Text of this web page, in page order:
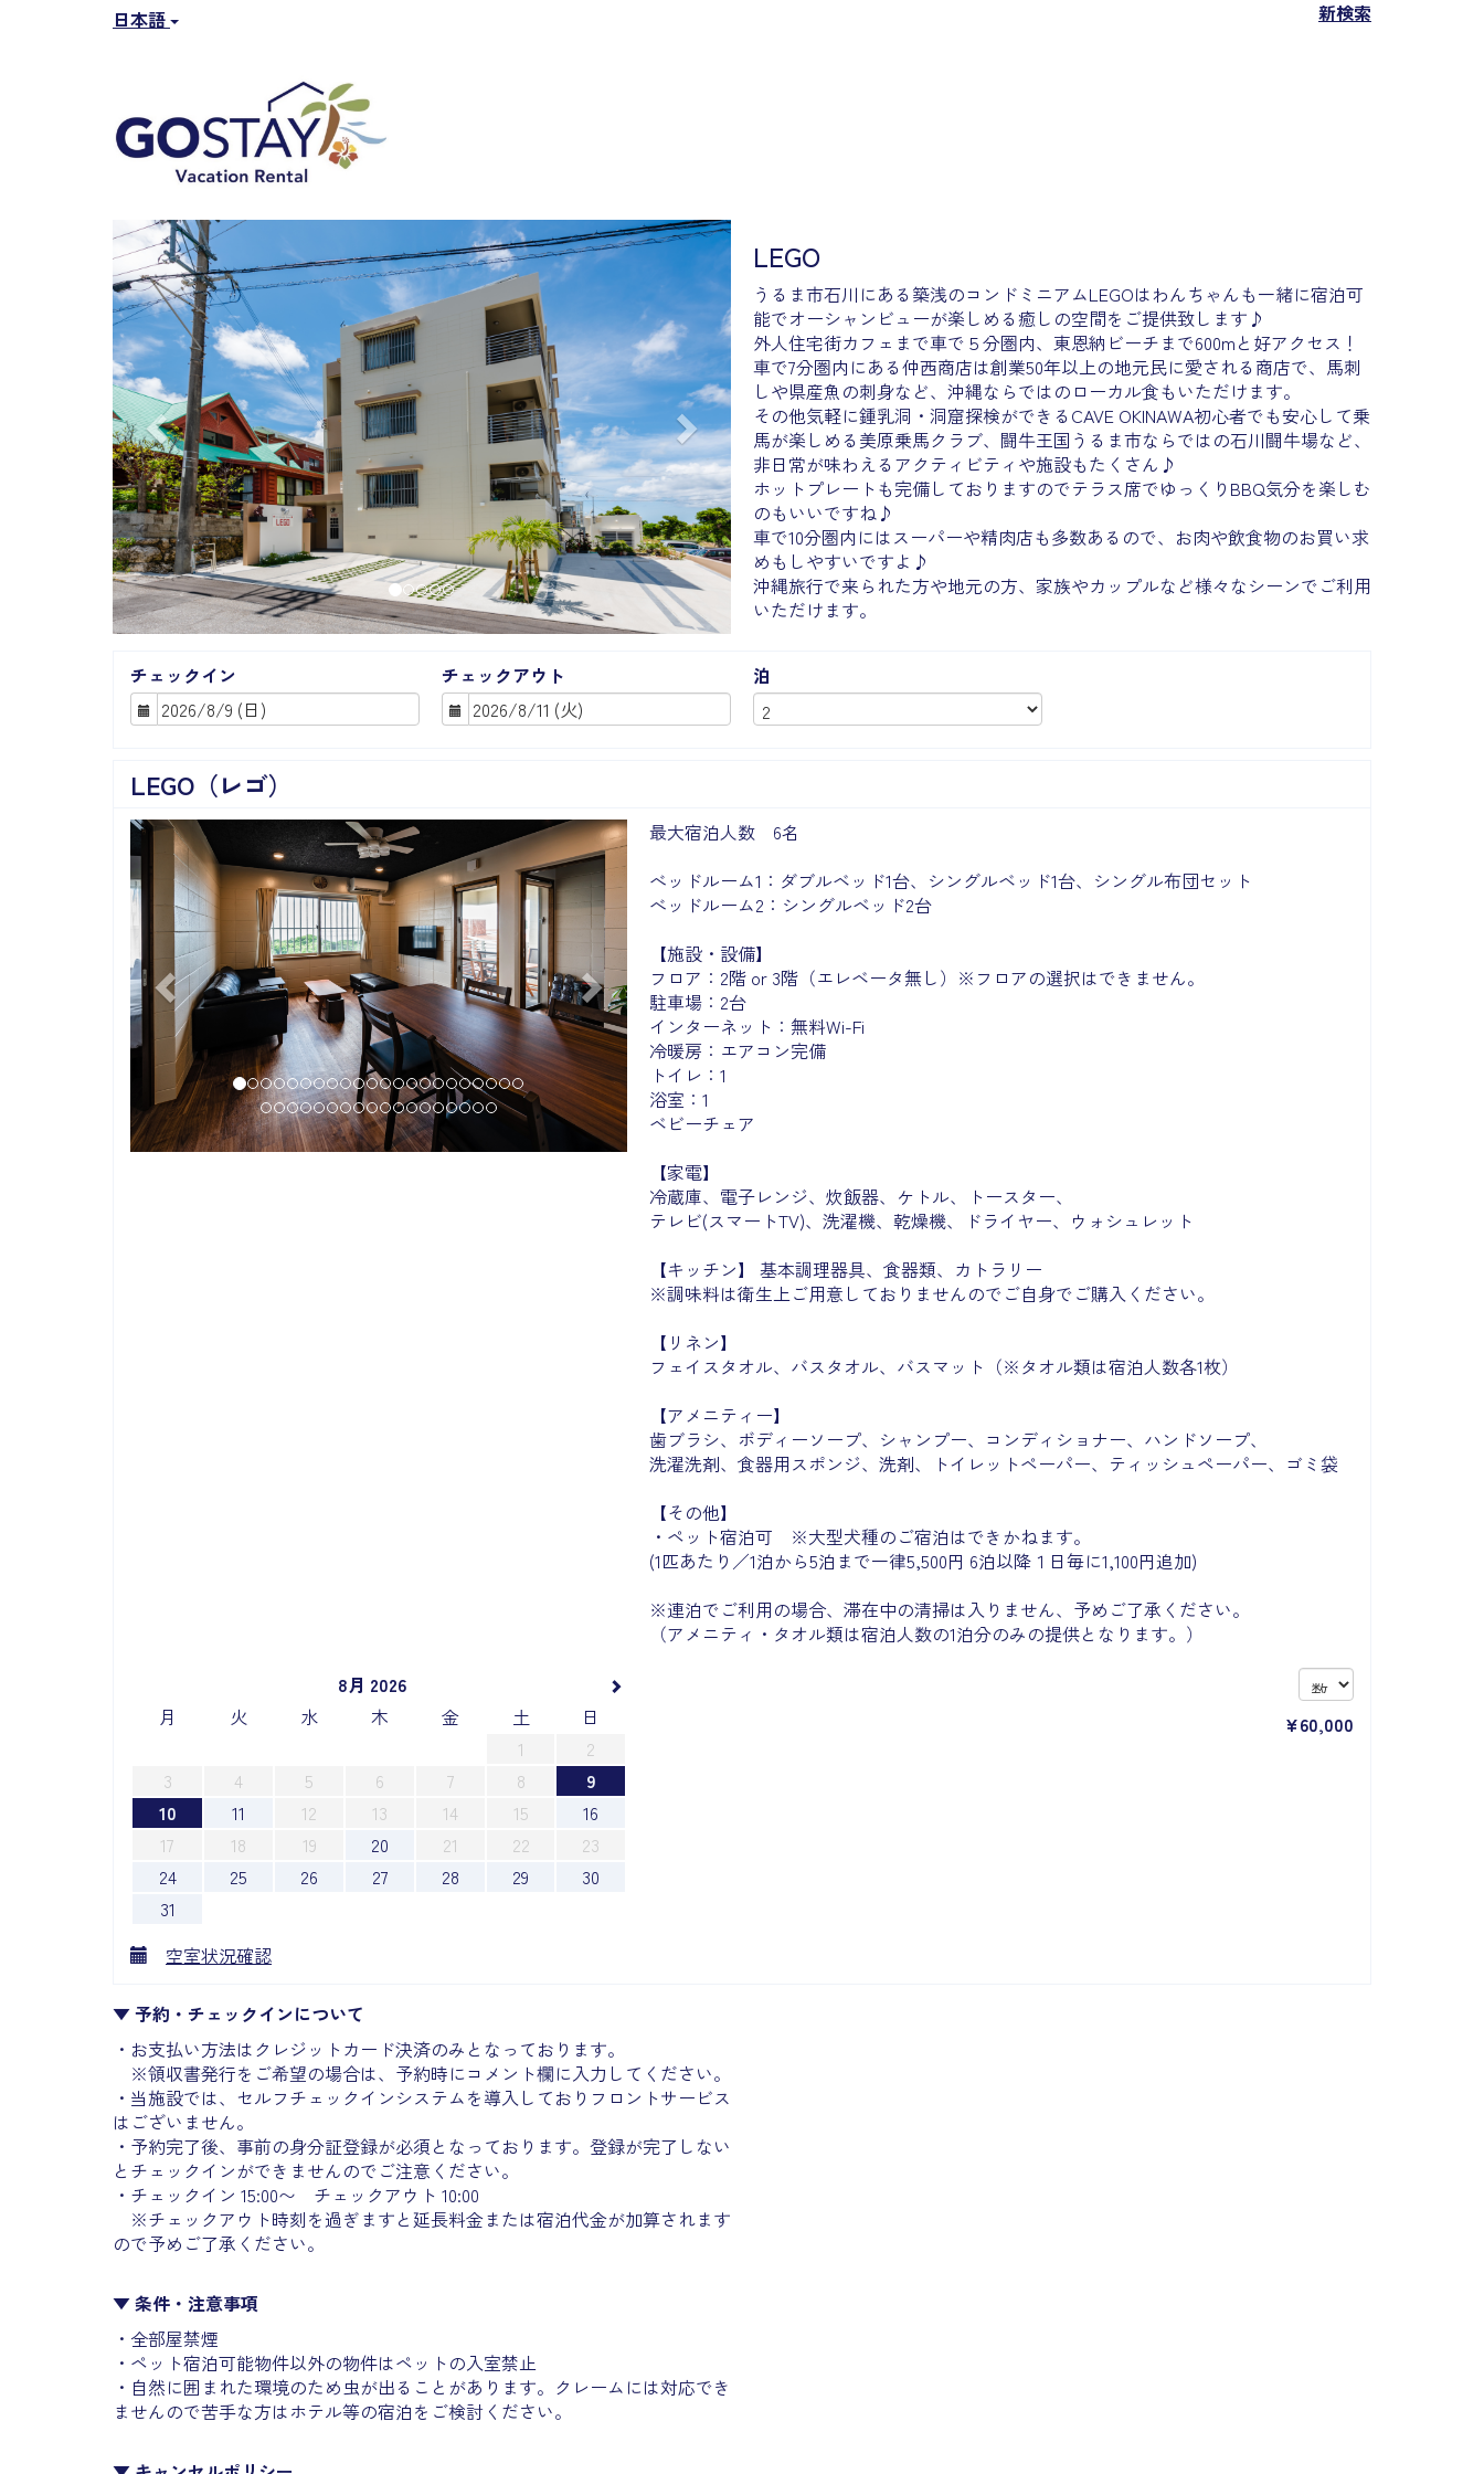
日本語 新検索
Previous Next
LEGO
うるま市石川にある築浅のコンドミニアムLEGOはわんちゃんも一緒に宿泊可
能でオーシャンビューが楽しめる癒しの空間をご提供致します♪
外人住宅街カフェまで車で５分圏内、東恩納ビーチまで600mと好アクセス！
車で7分圏内にある仲西商店は創業50年以上の地元民に愛される商店で、馬刺
しや県産魚の刺身など、沖縄ならではのローカル食もいただけます。
その他気軽に鍾乳洞・洞窟探検ができるCAVE OKINAWA初心者でも安心して乗
馬が楽しめる美原乗馬クラブ、闘牛王国うるま市ならではの石川闘牛場など、
非日常が味わえるアクティビティや施設もたくさん♪
ホットプレートも完備しておりますのでテラス席でゆっくりBBQ気分を楽しむ
のもいいですね♪
車で10分圏内にはスーパーや精肉店も多数あるので、お肉や飲食物のお買い求
めもしやすいですよ♪
沖縄旅行で来られた方や地元の方、家族やカップルなど様々なシーンでご利用
いただけます。
チェックイン チェックアウト 泊
LEGO（レゴ）
Previous Next
最大宿泊人数 6名
べッドルーム1：ダブルベッド1台、シングルベッド1台、シングル布団セット
べッドルーム2：シングルベッド2台
【施設・設備】
フロア：2階 or 3階（エレベータ無し）※フロアの選択はできません。
駐車場：2台
インターネット：無料Wi-Fi
冷暖房：エアコン完備
トイレ：1
浴室：1
ベビーチェア
【家電】
冷蔵庫、電子レンジ、炊飯器、ケトル、トースター、
テレビ(スマートTV)、洗濯機、乾燥機、ドライヤー、ウォシュレット
【キッチン】 基本調理器具、食器類、カトラリー
※調味料は衛生上ご用意しておりませんのでご自身でご購入ください。
【リネン】
フェイスタオル、バスタオル、バスマット（※タオル類は宿泊人数各1枚）
【アメニティー】
歯ブラシ、ボディーソープ、シャンプー、コンディショナー、ハンドソープ、
洗濯洗剤、食器用スポンジ、洗剤、トイレットペーパー、ティッシュペーパー、ゴミ袋
【その他】
・ペット宿泊可 ※大型犬種のご宿泊はできかねます。
(1匹あたり／1泊から5泊まで一律5,500円 6泊以降１日毎に1,100円追加)
※連泊でご利用の場合、滞在中の清掃は入りません、予めご了承ください。
（アメニティ・タオル類は宿泊人数の1泊分のみの提供となります。）
8月 2026
月
火 水 木 金 土
日
1
2
3
4 5 6 7 8
9
10
11 12 13 14 15
16
17
18 19 20 21 22
23
24
25 26 27 28 29
30
31
¥60,000
空室状況確認
▼ 予約・チェックインについて
・お支払い方法はクレジットカード決済のみとなっております。
※領収書発行をご希望の場合は、予約時にコメント欄に入力してください。
・当施設では、セルフチェックインシステムを導入しておりフロントサービス
はございません。
・予約完了後、事前の身分証登録が必須となっております。登録が完了しない
とチェックインができませんのでご注意ください。
・チェックイン 15:00〜 チェックアウト 10:00
※チェックアウト時刻を過ぎますと延長料金または宿泊代金が加算されます
ので予めご了承ください。
▼ 条件・注意事項
・全部屋禁煙
・ペット宿泊可能物件以外の物件はペットの入室禁止
・自然に囲まれた環境のため虫が出ることがあります。 クレームには対応でき
ませんので苦手な方はホテル等の宿泊をご検討ください。